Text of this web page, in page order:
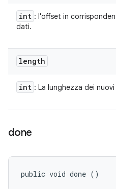
int : l'offset in
dati.
length
int : La lunghezza dei
done
public void done ()